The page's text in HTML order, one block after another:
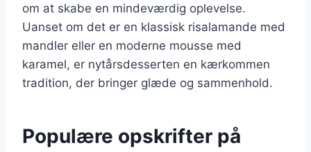
om at skabe en mindeværdig oplevelse.
Uanset om det er en klassisk risalamande med
mandler eller en moderne mousse med
karamel, er nytårsdesserten en kærkommen
tradition, der bringer glæde og sammenhold.
Populære opskrifter på